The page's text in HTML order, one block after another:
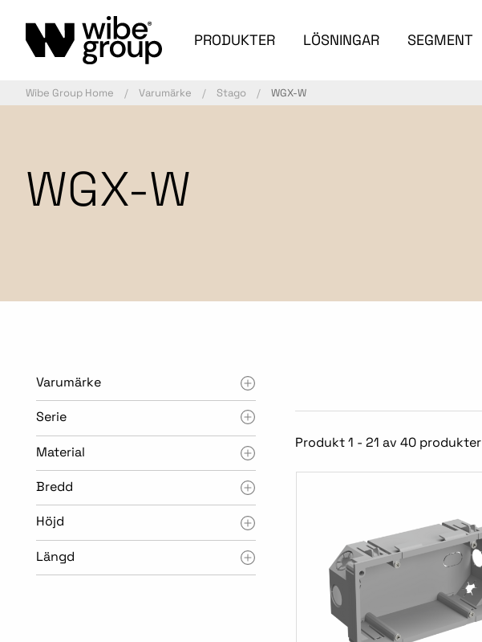
PRODUKTER LÖSNINGAR SEGMENT
Wibe Group Home Varumärke Stago WGX-W
WGX-W
Varumärke
Serie
Material
Bredd
Höjd
Längd
Produkt 1 - 21 av 40 produkter